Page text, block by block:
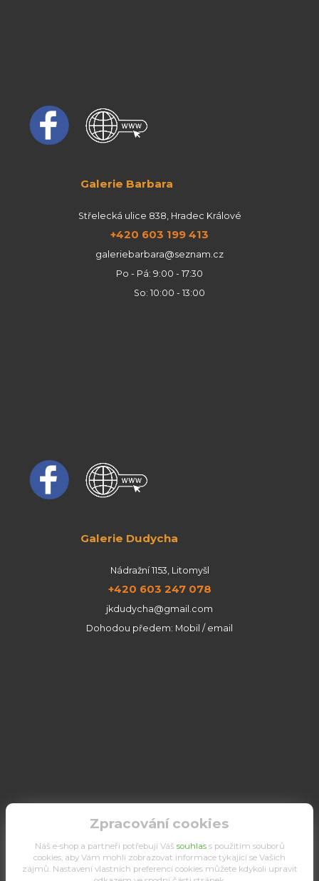
Galerie Barbara
Střelecká ulice 838, Hradec Králové
+420 603 199 413
galeriebarbara@seznam.cz
Po - Pá: 9:00 - 17:30
So: 10:00 - 13:00
Galerie Dudycha
Nádražní 1153, Litomyšl
+420 603 247 078
jkdudycha@gmail.com
Dohodou předem: Mobil / email
Zpracování cookies
Náš e-shop a partneři potřebují Váš souhlass použitím souborů
cookies, aby Vám mohli zobrazovat informace týkající se Vašich
zájmů. Nastavení vlastních preferencí cookies můžete kdykoli upravit